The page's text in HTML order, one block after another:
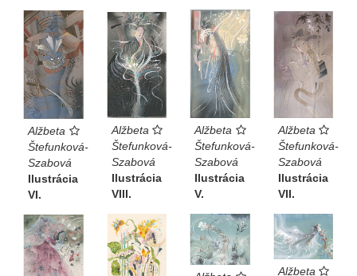
Alžbeta
Štefunková-
Szabová
Ilustrácia
V.
Alžbeta
Štefunková-
Szabová
Ilustrácia
VI.
Alžbeta
Štefunková-
Szabová
Ilustrácia
VII.
Alžbeta
Štefunková-
Szabová
Ilustrácia
VIII.
Alžbeta